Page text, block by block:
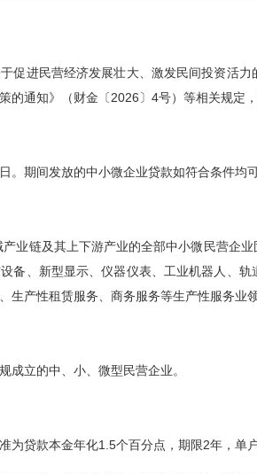
促进民营经济发展壮大、激发民间投资活
的通知》（财金〔2026〕4号）等相关规定
日。期间发放的中小微企业贷款如符合条件均
业链及其上下游产业的全部中小微民营企
备、新型显示、仪器仪表、工业机器人、
生产性租赁服务、商务服务等生产性服务
成立的中、小、微型民营企业。
为贷款本金年化1.5个百分点，期限2年，单